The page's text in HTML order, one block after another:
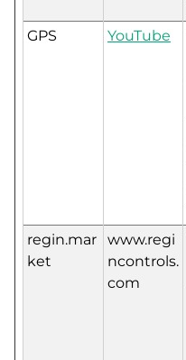
GPS
YouTube
regin.mar
ket
www.regi
ncontrols.
com